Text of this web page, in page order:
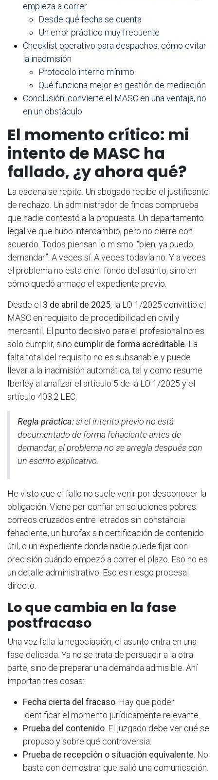
empieza a correr
Desde qué fecha se cuenta
Un error práctico muy frecuente
Checklist operativo para despachos: cómo evitar
la inadmisión
Protocolo interno mínimo
Qué funciona mejor en gestión de mediación
Conclusión: convierte el MASC en una ventaja, no
en un obstáculo
El momento crítico: mi
intento de MASC ha
fallado, ¿y ahora qué?
La escena se repite. Un abogado recibe el justificante
de rechazo. Un administrador de fincas comprueba
que nadie contestó a la propuesta. Un departamento
legal ve que hubo intercambio, pero no cierre con
acuerdo. Todos piensan lo mismo: “bien, ya puedo
demandar”. A veces sí. A veces todavía no. Y a veces
el problema no está en el fondo del asunto, sino en
cómo quedó armado el expediente previo.
Desde el 3 de abril de 2025, la LO 1/2025 convirtió el
MASC en requisito de procedibilidad en civil y
mercantil. El punto decisivo para el profesional no es
solo cumplir, sino cumplir de forma acreditable. La
falta total del requisito no es subsanable y puede
llevar a la inadmisión automática, tal y como resume
Iberley al analizar el artículo 5 de la LO 1/2025 y el
artículo 403.2 LEC.
Regla práctica:si el intento previo no está
documentado de forma fehaciente antes de
demandar, el problema no se arregla después con
un escrito explicativo.
He visto que el fallo no suele venir por desconocer la
obligación. Viene por confiar en soluciones pobres:
correos cruzados entre letrados sin constancia
fehaciente, un burofax sin certificación de contenido
útil, o un expediente donde nadie puede fijar con
precisión cuándo empezó a correr el plazo. Eso no es
un detalle administrativo. Eso es riesgo procesal
directo.
Lo que cambia en la fase
postfracaso
Una vez falla la negociación, el asunto entra en una
fase delicada. Ya no se trata de persuadir a la otra
parte, sino de preparar una demanda admisible. Ahí
importan tres cosas:
Fecha cierta del fracaso. Hay que poder
identificar el momento jurídicamente relevante.
Prueba del contenido. El juzgado debe ver qué se
propuso y sobre qué controversia.
Prueba de recepción o situación equivalente. No
basta con demostrar que salió una comunicación.